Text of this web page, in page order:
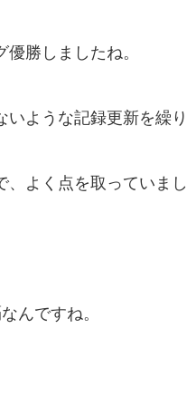
勝しましたね。
ような記録更新を繰
よく点を取っていまし
んですね。